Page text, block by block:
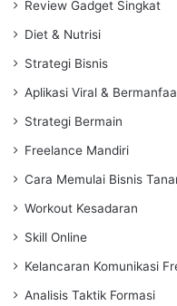
Review Gadget Singkat
Diet & Nutrisi
Strategi Bisnis
Aplikasi Viral &
Strategi Bermain
Freelance Mandiri
Cara Memulai Bisnis
Workout Kesadaran
Skill Online
Kelancaran Komunikasi
Analisis Taktik Formasi